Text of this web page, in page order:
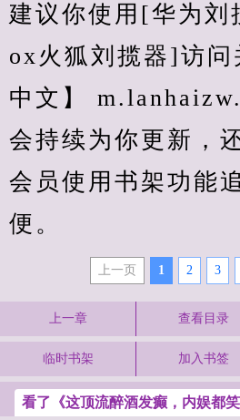
建议你使用[华为
ox火狐刘揽器]访问
中文】
会持续为你更新，
会员使用书架功能
便。
上一页 1 2 3
上一章 查看目录
临时书架 加入书签
看了《这顶流醉酒发癫，内娱都